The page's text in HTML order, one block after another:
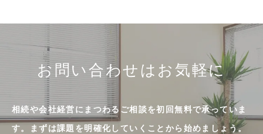
お問い合わせはお気軽に
相続や会社経営にまつわるご相談を初回無料で承っていま
す。まずは課題を明確化していくことから始めましょう。